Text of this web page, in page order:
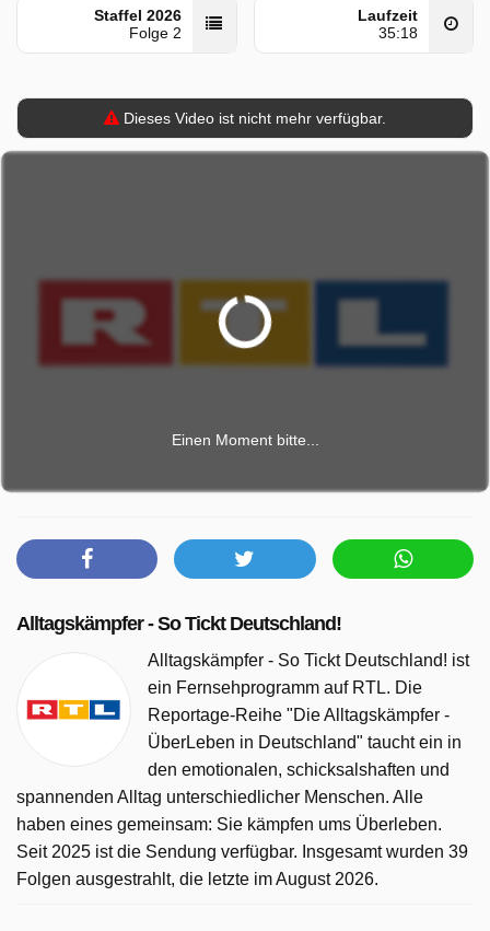
Staffel 2026
Folge 2
Laufzeit
35:18
Dieses Video ist nicht mehr verfügbar.
Einen Moment bitte...
Alltagskämpfer - So Tickt Deutschland!
Alltagskämpfer - So Tickt Deutschland! ist
ein Fernsehprogramm auf RTL. Die
Reportage-Reihe "Die Alltagskämpfer -
ÜberLeben in Deutschland" taucht ein in
den emotionalen, schicksalshaften und
spannenden Alltag unterschiedlicher Menschen. Alle
haben eines gemeinsam: Sie kämpfen ums Überleben.
Seit 2025 ist die Sendung verfügbar. Insgesamt wurden 39
Folgen ausgestrahlt, die letzte im August 2026.